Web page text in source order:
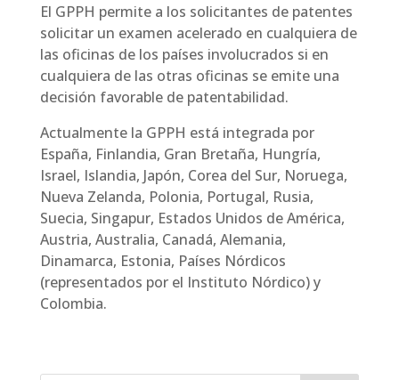
El GPPH permite a los solicitantes de patentes
solicitar un examen acelerado en cualquiera de
las oficinas de los países involucrados si en
cualquiera de las otras oficinas se emite una
decisión favorable de patentabilidad.
Actualmente la GPPH está integrada por
España, Finlandia, Gran Bretaña, Hungría,
Israel, Islandia, Japón, Corea del Sur, Noruega,
Nueva Zelanda, Polonia, Portugal, Rusia,
Suecia, Singapur, Estados Unidos de América,
Austria, Australia, Canadá, Alemania,
Dinamarca, Estonia, Países Nórdicos
(representados por el Instituto Nórdico) y
Colombia.